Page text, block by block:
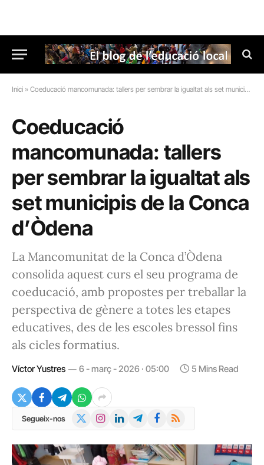
Inici » Coeducació mancomunada: tallers per sembrar la igualtat als set municipis de la Conca d’Òdena
Coeducació
mancomunada: tallers
per sembrar la igualtat als
set municipis de la Conca
d’Òdena
La Mancomunitat de la Conca d’Òdena
consolida aquest curs el seu programa de
coeducació, amb propostes per treballar la
perspectiva de gènere a totes les etapes
educatives, des de les escoles bressol fins
als cicles formatius.
Víctor Yustres 6 - març - 2026 · 05:00 5 Mins Read
Segueix-nos InstagramLinkedInTelegramFacebook
RSS